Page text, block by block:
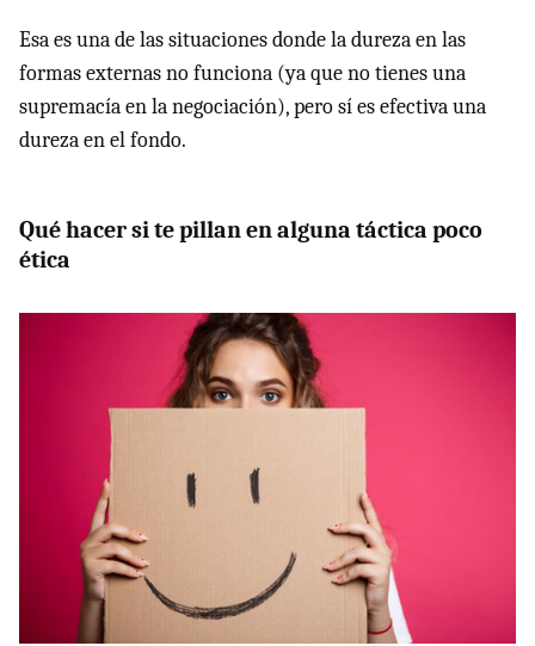
Esa es una de las situaciones donde la dureza en las
formas externas no funciona (ya que no tienes una
supremacía en la negociación), pero sí es efectiva una
dureza en el fondo.
Qué hacer si te pillan en alguna táctica poco
ética